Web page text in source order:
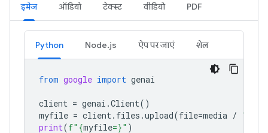
इमेज ऑडियो टेक्स्ट वीडियो PDF
Python Node.js ऐप पर जाएं शेल
from google import genai
client = genai .Client()
myfile = client. files .upload(file=media /
print(f" {myfile=}" )